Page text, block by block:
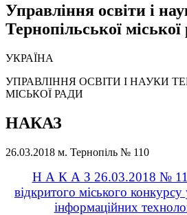
Управління освіти і
Тернопільської міської
УКРАЇНА
УПРАВЛІННЯ ОСВІТИ І НАУКИ
МІСЬКОЇ РАДИ
НАКАЗ
26.03.2018 м. Тернопіль № 110
Н А К А З 26.03.2018 №
відкритого міського конкурсу
інформаційних